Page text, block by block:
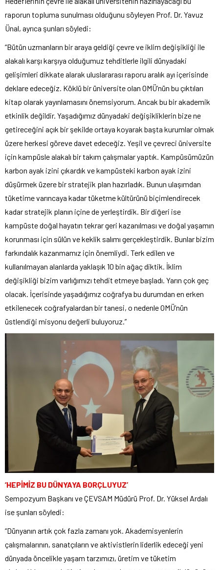
raporun topluma sunulması olduğunu söyleyen Prof. Dr. Yavuz
Ünal, ayrıca şunları söyledi:
“Bütün uzmanların bir araya geldiği çevre ve iklim değişikliği ile
alakalı karşı karşıya olduğumuz tehditlerle ilgili dünyadaki
gelişimleri dikkate alarak uluslararası raporu aralık ayı içerisinde
deklare edeceğiz. Köklü bir üniversite olan OMÜ’nün bu çıktıları
kitap olarak yayınlamasını önemsiyorum. Ancak bu bir akademik
etkinlik değildir. Yaşadığımız dünyadaki değişikliklerin bize ne
getireceğini açık bir şekilde ortaya koyarak başta kurumlar olmak
üzere herkesi göreve davet edeceğiz. Yeşil ve çevreci üniversite
için kampüsle alakalı bir takım çalışmalar yaptık. Kampüsümüzün
karbon ayak izini çıkardık ve kampüsteki karbon ayak izini
düşürmek üzere bir stratejik plan hazırladık. Bunun ulaşımdan
tüketime varıncaya kadar tüketme kültürünü biçimlendirecek
kadar stratejik planın içine de yerleştirdik. Bir diğeri ise
kampüste doğal hayatın tekrar geri kazanılması ve doğal yaşamın
korunması için sülün ve keklik salımı gerçekleştirdik. Bunlar bizim
farkındalık kazanmamız için önemliydi. Terk edilen ve
kullanılmayan alanlarda yaklaşık 10 bin ağaç diktik. İklim
değişikliği bizim varlığımızı tehdit etmeye başladı. Yarın çok geç
olacak. İçerisinde yaşadığımız coğrafya bu durumdan en erken
etkilenecek coğrafyalardan bir tanesi, o nedenle OMÜ’nün
üstlendiği misyonu değerli buluyoruz.”
‘HEPİMİZ BU DÜNYAYA BORÇLUYUZ’
Sempozyum Başkanı ve ÇEVSAM Müdürü Prof. Dr. Yüksel Ardalı
ise şunları söyledi:
“Dünyanın artık çok fazla zamanı yok. Akademisyenlerin
çalışmalarının, sanatçıların ve aktivistlerin liderlik edeceği yeni
dünyada öncelikle yaşam tarzımızı, üretim ve tüketim